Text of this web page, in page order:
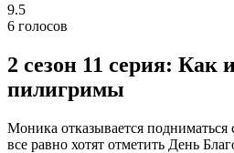
9.5
6 голосов
2 сезон 11 серия:
пилигримы
Моника отказывается подниматься
все равно хотят отметить День